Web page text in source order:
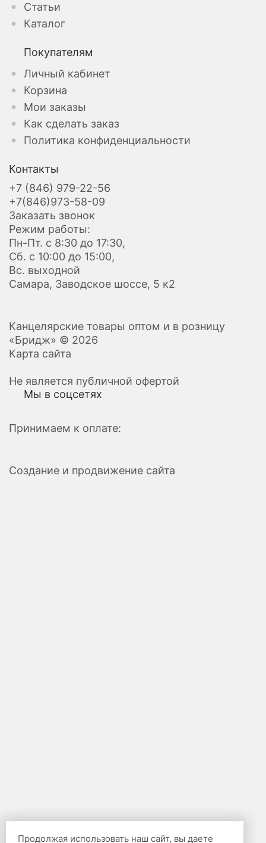
Статьи
Каталог
Покупателям
Личный кабинет
Корзина
Мои заказы
Как сделать заказ
Политика конфиденциальности
Контакты
+7 (846) 979-22-56
+7(846)973-58-09
Заказать звонок
Режим работы:
Пн-Пт. с 8:30 до 17:30,
Сб. с 10:00 до 15:00,
Вс. выходной
Самара, Заводское шоссе, 5 к2
Канцелярские товары оптом и в розницу
«Бридж» © 2026
Карта сайта
Не является публичной офертой
Мы в соцсетях
Принимаем к оплате:
Создание и продвижение сайта
Продолжая использовать наш сайт, вы даете